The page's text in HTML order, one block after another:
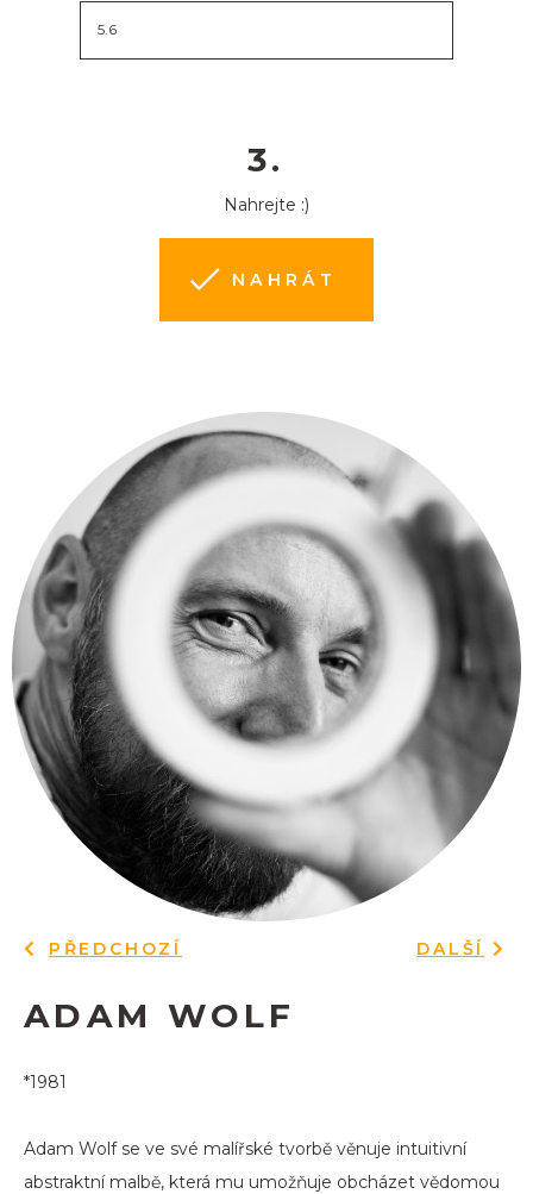
3.
Nahrejte :)
NAHRÁT
PŘEDCHOZÍ DALŠÍ
ADAM WOLF
*1981
Adam Wolf se ve své malířské tvorbě věnuje intuitivní
abstraktní malbě, která mu umožňuje obcházet vědomou